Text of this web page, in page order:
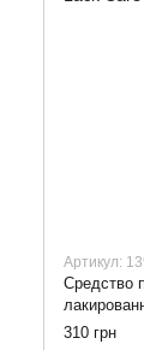
Артикул:
Средство
Care, clear
310 грн